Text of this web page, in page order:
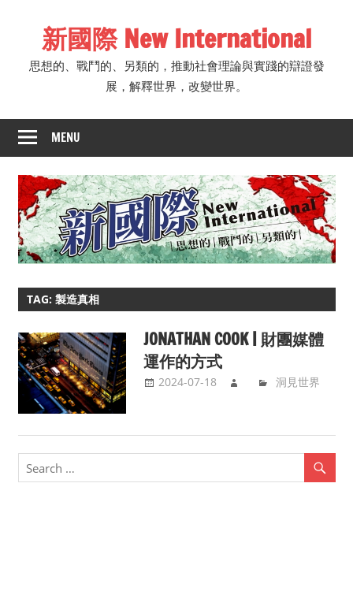
新國際 New International
思想的、戰鬥的、另類的，推動社會理論與實踐的辯證發
展，解釋世界，改變世界。
MENU
TAG: 製造真相
JONATHAN COOK | 財團媒體
運作的方式
2024-07-18 洞見世界